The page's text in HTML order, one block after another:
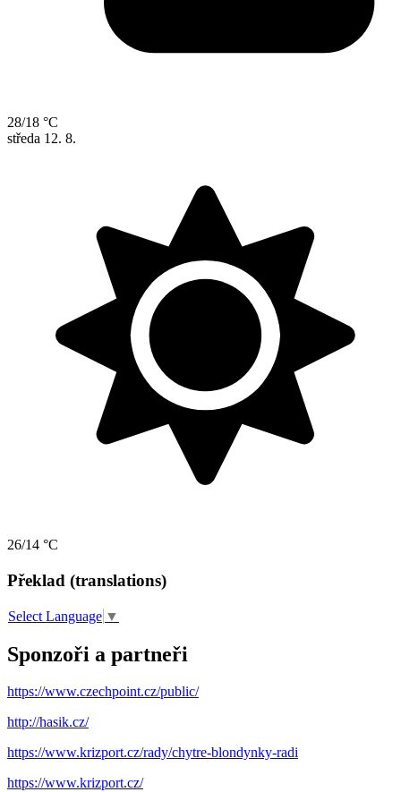
28/18 °C
středa 12. 8.
26/14 °C
Překlad (translations)
Select Language ▼
Sponzoři a partneři
https://www.czechpoint.cz/public/
http://hasik.cz/
https://www.krizport.cz/rady/chytre-blondynky-radi
https://www.krizport.cz/